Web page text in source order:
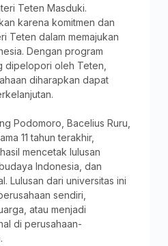
Teten Masduki.
karena komitmen dan
Teten dalam memajukan
Dengan program
dipelopori oleh Teten,
diharapkan dapat
Podomoro, Bacelius Ruru,
11 tahun terakhir,
mencetak lulusan
Indonesia, dan
Lulusan dari universitas ini
sendiri,
atau menjadi
di perusahaan-